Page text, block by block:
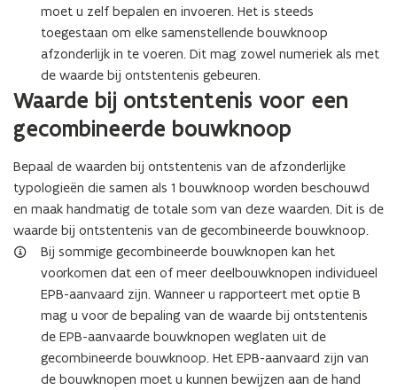
moet u zelf bepalen en invoeren. Het is steeds
toegestaan om elke samenstellende bouwknoop
afzonderlijk in te voeren. Dit mag zowel numeriek als met
de waarde bij ontstentenis gebeuren.
Waarde bij ontstentenis voor een
gecombineerde bouwknoop
Bepaal de waarden bij ontstentenis van de afzonderlijke
typologieën die samen als 1 bouwknoop worden beschouwd
en maak handmatig de totale som van deze waarden. Dit is de
waarde bij ontstentenis van de gecombineerde bouwknoop.
Bij sommige gecombineerde bouwknopen kan het
voorkomen dat een of meer deelbouwknopen individueel
EPB-aanvaard zijn. Wanneer u rapporteert met optie B
mag u voor de bepaling van de waarde bij ontstentenis
de EPB-aanvaarde bouwknopen weglaten uit de
gecombineerde bouwknoop. Het EPB-aanvaard zijn van
de bouwknopen moet u kunnen bewijzen aan de hand